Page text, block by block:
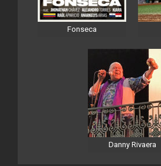
Fonseca
Danny Rivaera